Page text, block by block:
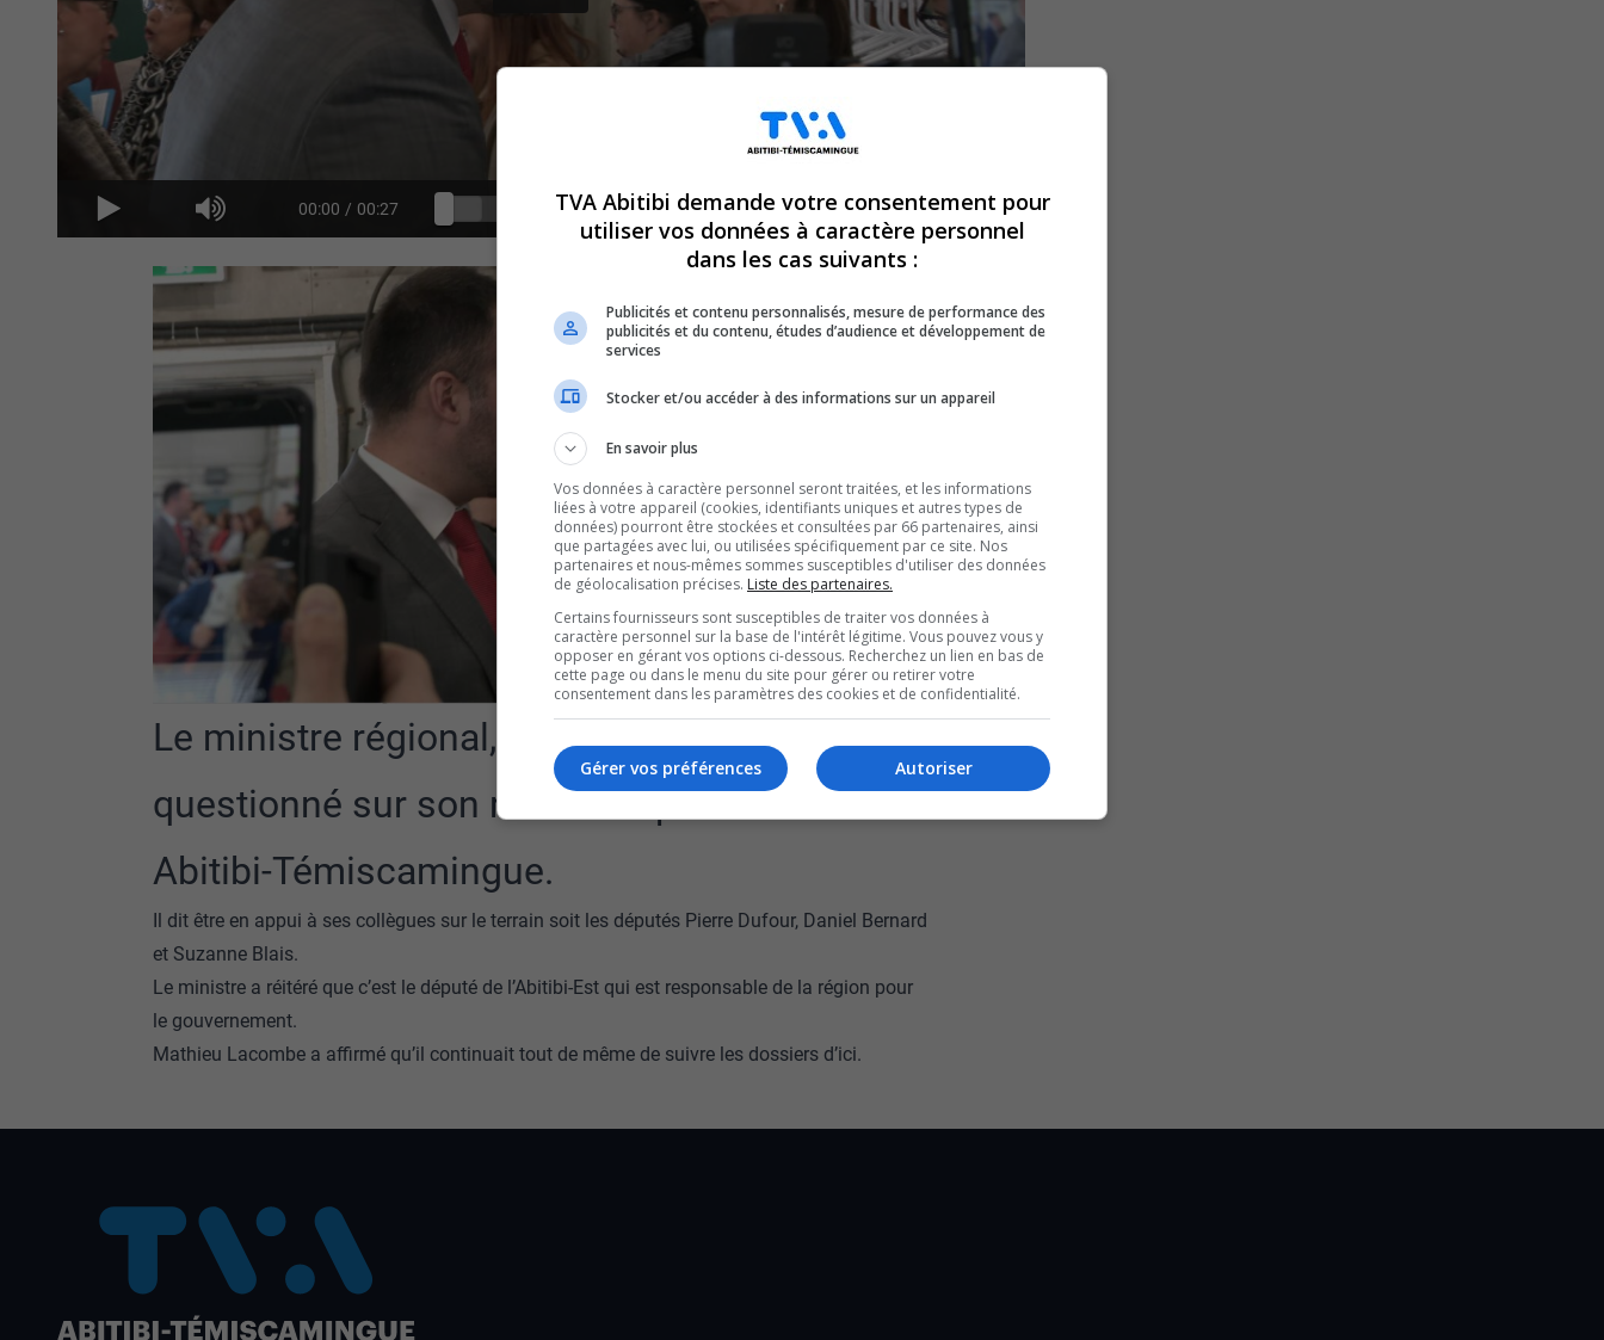
00:00 / 00:27
Le ministre régional, Mathieu Lacombe a été
questionné sur son rôle et sa présence en
Abitibi-Témiscamingue.
Il dit être en appui à ses collègues sur le terrain soit les députés Pierre Dufour, Daniel Bernard
et Suzanne Blais.
Le ministre a réitéré que c’est le député de l’Abitibi-Est qui est responsable de la région pour
le gouvernement.
Mathieu Lacombe a affirmé qu’il continuait tout de même de suivre les dossiers d’ici.
TVA Abitibi demande votre consentement pour
utiliser vos données à caractère personnel
dans les cas suivants :
Publicités et contenu personnalisés, mesure de performance des
publicités et du contenu, études d’audience et développement de
services
Stocker et/ou accéder à des informations sur un appareil
En savoir plus
Vos données à caractère personnel seront traitées, et les informations
liées à votre appareil (cookies, identifiants uniques et autres types de
données) pourront être stockées et consultées par 66 partenaires, ainsi
que partagées avec lui, ou utilisées spécifiquement par ce site. Nos
partenaires et nous-mêmes sommes susceptibles d'utiliser des données
de géolocalisation précises. Liste des partenaires.
Certains fournisseurs sont susceptibles de traiter vos données à
caractère personnel sur la base de l'intérêt légitime. Vous pouvez vous y
opposer en gérant vos options ci-dessous. Recherchez un lien en bas de
cette page ou dans le menu du site pour gérer ou retirer votre
consentement dans les paramètres des cookies et de confidentialité.
Autoriser
Gérer vos préférences